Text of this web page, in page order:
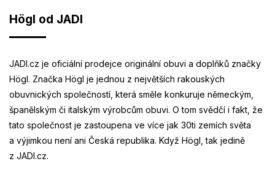
Högl od JADI
JADI.cz je oficiální prodejce originální obuvi a doplňků značky
Högl. Značka Högl je jednou z největších rakouských
obuvnických společností, která směle konkuruje německým,
španělským či italským výrobcům obuvi. O tom svědčí i fakt, že
tato společnost je zastoupena ve více jak 30ti zemích světa
a výjimkou není ani Česká republika. Když Högl, tak jedině
z JADI.cz.